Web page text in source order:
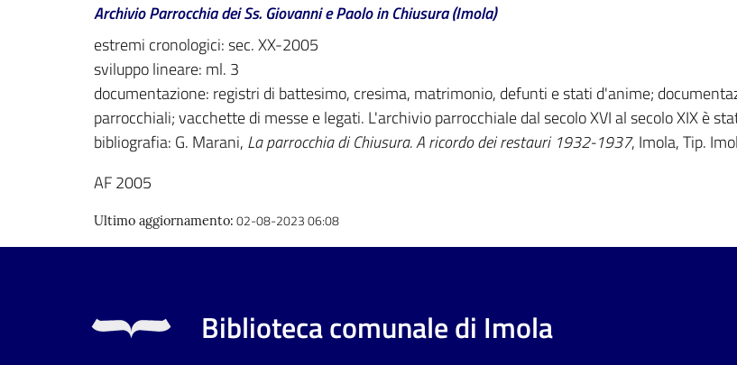
Archivio Parrocchia dei Ss. Giovanni e Paolo in Chiusura (Imola)
estremi cronologici: sec. XX-2005
sviluppo lineare: ml. 3
documentazione: registri di battesimo, cresima, matrimonio, defunti e stati d'anime;
parrocchiali; vacchette di messe e legati. L'archivio parrocchiale dal secolo XVI al secolo XIX è
bibliografia: G. Marani, La parrocchia di Chiusura. A ricordo dei restauri 1932-1937, Imola, Tip.
AF 2005
Ultimo aggiornamento: 02-08-2023 06:08
Biblioteca comunale di Imola